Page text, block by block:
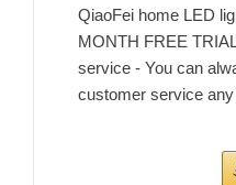
QiaoFei home LED
MONTH FREE
service - You can
customer service any